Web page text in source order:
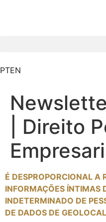
PTEN
| Direito
É DESPROPORCIONAL A
INFORMAÇÕES ÍNTIMAS
INDETERMINADO DE
DE DADOS DE